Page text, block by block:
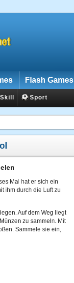
Flash Games
Skill Sport
Mal hat er sich ein
ihm durch die Luft zu
Auf dem Weg liegt
zu sammeln. Mit
Sammele sie ein,